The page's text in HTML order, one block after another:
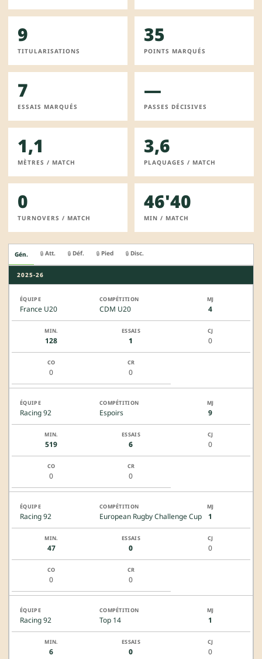
9
TITULARISATIONS
35
POINTS MARQUÉS
7
ESSAIS MARQUÉS
—
PASSES DÉCISIVES
1,1
MÈTRES / MATCH
3,6
PLAQUAGES / MATCH
0
TURNOVERS / MATCH
46'40
MIN / MATCH
Gén. 🔒 Att. 🔒 Déf. 🔒 Pied 🔒 Disc.
2025-26
France U20 CDM U20 4
128 1 0
0 0
Racing 92 Espoirs 9
519 6 0
0 0
Racing 92 European Rugby Challenge Cup 1
47 0 0
0 0
Racing 92 Top 14 1
6 0 0